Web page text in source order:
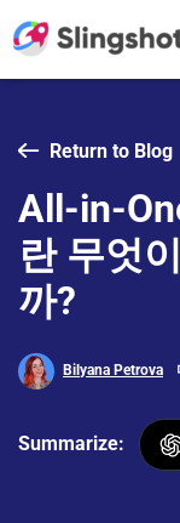
Return to Blog
All-in-
란 무엇
까?
Bilyana Petrova
Summarize: